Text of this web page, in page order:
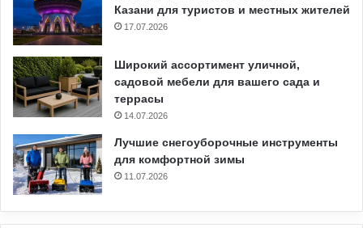
Казани для туристов и местных жителей
17.07.2026
Широкий ассортимент уличной,
садовой мебели для вашего сада и
террасы
14.07.2026
Лучшие снегоуборочные инструменты
для комфортной зимы
11.07.2026